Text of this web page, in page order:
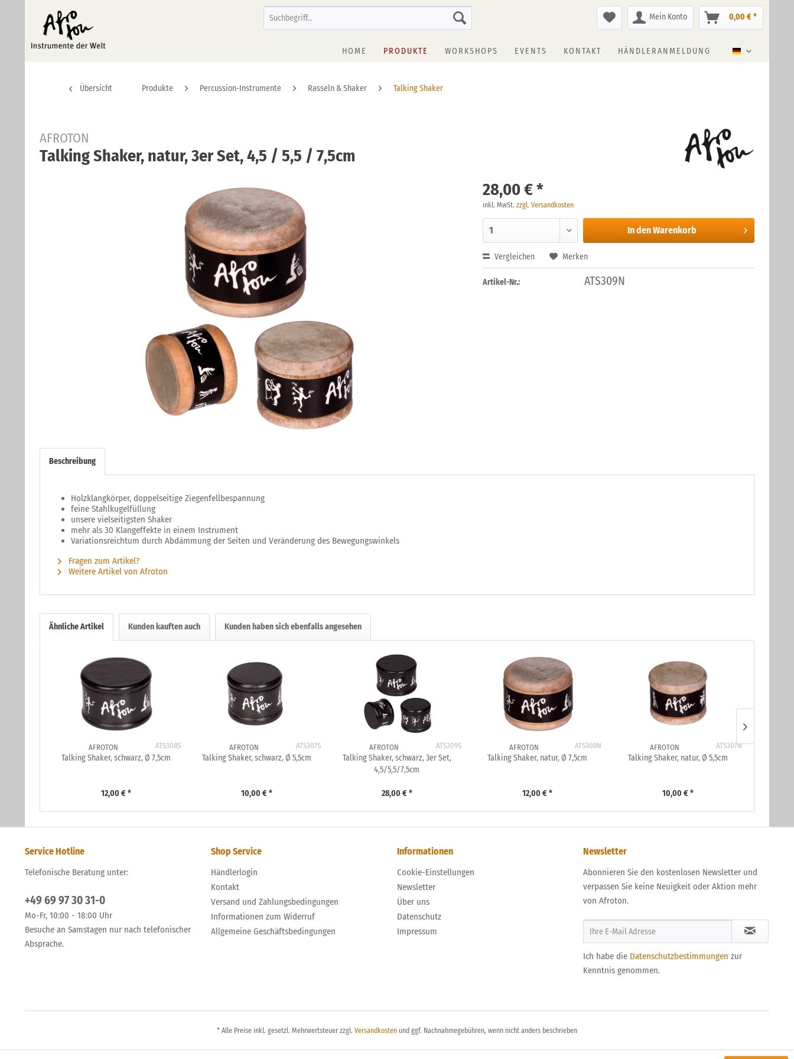
Mein Konto 0,00 € *
Deutsch
HOME PRODUKTE WORKSHOPS EVENTS KONTAKT HÄNDLERANMELDUNG
Übersicht Produkte Percussion-Instrumente Rasseln & Shaker Talking Shaker
AFROTON
Talking Shaker, natur, 3er Set, 4,5 / 5,5 / 7,5cm
28,00 € *
inkl. MwSt.zzgl. Versandkosten
In denWarenkorb
Vergleichen Merken
Artikel-Nr.: ATS309N
Beschreibung
Holzklangkörper, doppelseitige Ziegenfellbespannung
feine Stahlkugelfüllung
unsere vielseitigsten Shaker
mehr als 30 Klangeffekte in einem Instrument
Variationsreichtum durch Abdämmung der Seiten und Veränderung des Bewegungswinkels
Fragen zum Artikel?
Weitere Artikel von Afroton
Ähnliche Artikel Kunden kauften auch Kunden haben sich ebenfalls angesehen
ATS308S
AFROTON
Talking Shaker, schwarz, Ø 7,5cm
12,00 € *
ATS307S
AFROTON
Talking Shaker, schwarz, Ø 5,5cm
10,00 € *
ATS309S
AFROTON
Talking Shaker, schwarz, 3er Set,
4,5/5,5/7,5cm
28,00 € *
ATS308N
AFROTON
Talking Shaker, natur, Ø 7,5cm
12,00 € *
ATS307N
AFROTON
Talking Shaker, natur, Ø 5,5cm
10,00 € *
Service Hotline
Telefonische Beratung unter:
+49 69 97 30 31-0
Mo-Fr, 10:00 - 18:00 Uhr
Besuche an Samstagen nur nach telefonischer
Absprache.
Shop Service
Händlerlogin
Kontakt
Versand und Zahlungsbedingungen
Informationen zum Widerruf
Allgemeine Geschäftsbedingungen
Informationen
Cookie-Einstellungen
Newsletter
Über uns
Datenschutz
Impressum
Newsletter
Abonnieren Sie den kostenlosen Newsletter und
verpassen Sie keine Neuigkeit oder Aktion mehr
von Afroton.
Ich habe die Datenschutzbestimmungen zur
Kenntnis genommen.
* Alle Preise inkl. gesetzl. Mehrwertsteuer zzgl. Versandkosten und ggf. Nachnahmegebühren, wenn nicht anders beschrieben